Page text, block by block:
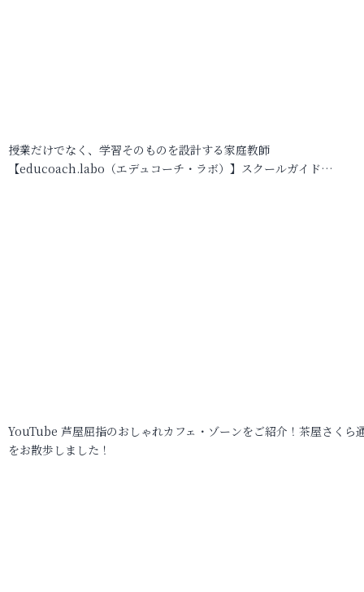
授業だけでなく、学習そのものを設計する家庭教師
【educoach.labo（エデュコーチ・ラボ）】スクールガイド…
YouTube 芦屋屈指のおしゃれカフェ・ゾーンをご紹介！茶屋さくら
をお散歩しました！